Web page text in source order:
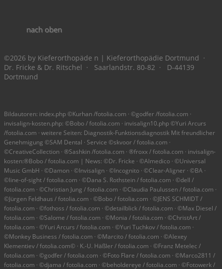
nach oben
©2026 by Kieferorthopäde n | Kieferorthopädie Dortmund ·
Dr. Fricke & Dr. Ritschel · Saarlandstr. 80-82 · D-44139
Dortmund
Bildautoren: index.php ©Kurhan /fotolia.com · ©godfer /fotolia.com ·
invisalign-kosten.php: ©Bobo / fotolia.com · invisalign10.php ©Yuri Arcurs
/fotolia.com · weitere Seiten: Diagnostik-Funktionsdiagnostik Mit freundlicher
Genehmigung ©SAM Dental · Service ©skvoor / fotolia.com ·
©CreativeCollection · ®Sashkin /fotolia.com · ®froxx / fotolia.com · invisalign-
kosten:®Bobo / fotolia.com | News: ©Dr. Fricke · ©Almedico · ©Universal
Music GmbH · ©Damon · ©Invisalign · ©Incognito · ©Clear-Aligner · ©BA ·
©line-of-sight / fotolia.com · ©Dana S. Rothstein / fotolia.com · ©dell /
fotolia.com · ©Christian Jung / fotolia.com · ©Claudia Paulussen / fotolia.com ·
©Jürgen Feldhaus / fotolia.com · ©Bobo / fotolia.com · ©JENS SCHMIDT /
fotolia.com · ©fothoss / fotolia.com · ©detailblick / fotolia.com · ©Max Diesel /
fotolia.com · ©Salome / fotolia.com · ©Monia / fotolia.com · ©ChristArt /
fotolia.com · ©Yuri Arcurs / fotolia.com · ©Yuri Tuchkov / fotolia.com ·
©Monkey Business / fotolia.com · ©Marcito / fotolia.com · ©Alexey
Klementiev / fotolia.com© · K.-U. Häßler / fotolia.com · ©Franz Metelec /
fotolia.com · ©godfer / fotolia.com · ©Foto Flare / fotolia.com · ©Marco2811 /
fotolia.com · ©djama / fotolia.com · ©beholdereye / fotolia.com · ©Fotowerk /